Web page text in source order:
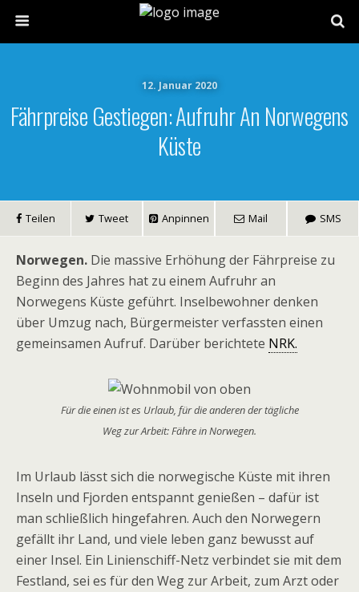
12. Januar 2020
Fährpreise Gestiegen: Aufruhr An Norwegens
Küste
Teilen Tweet Anpinnen Mail SMS
Norwegen. Die massive Erhöhung der Fährpreise zu
Beginn des Jahres hat zu einem Aufruhr an
Norwegens Küste geführt. Inselbewohner denken
über Umzug nach, Bürgermeister verfassten einen
gemeinsamen Aufruf. Darüber berichtete NRK.
Für die einen ist es Urlaub, für die anderen der tägliche
Weg zur Arbeit: Fähre in Norwegen.
Im Urlaub lässt sich die norwegische Küste mit ihren
Inseln und Fjorden entspannt genießen – dafür ist
man schließlich hingefahren. Auch den Norwegern
gefällt ihr Land, und viele leben ganz bewusst auf
einer Insel. Ein Linienschiff-Netz verbindet sie mit dem
Festland, sei es für den Weg zur Arbeit, zum Arzt oder